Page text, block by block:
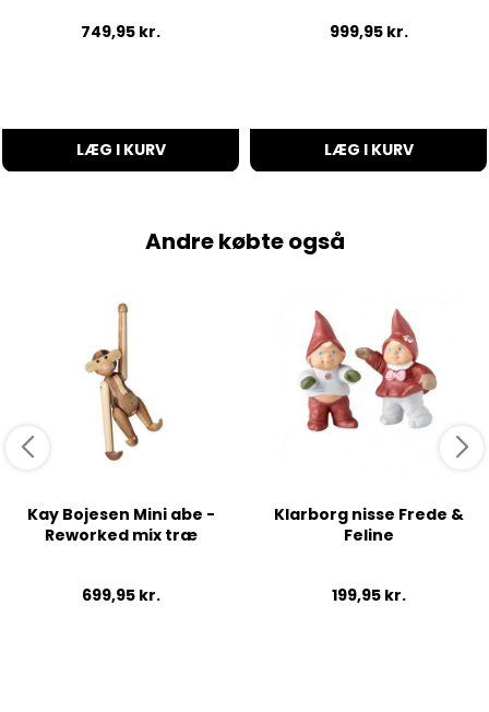
749,95 kr.
LÆG I KURV
999,95 kr.
LÆG I KURV
Andre købte også
Kay Bojesen Mini abe -
Reworked mix træ
699,95 kr.
Klarborg nisse Frede &
Feline
199,95 kr.